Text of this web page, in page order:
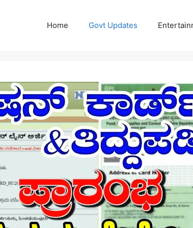
Home Govt Updates